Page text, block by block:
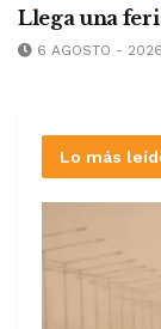
Llega una
6 AGOSTO - 2026
Lo más